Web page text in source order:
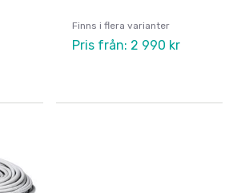
Finns i flera varianter
Pris från: 2 990 kr